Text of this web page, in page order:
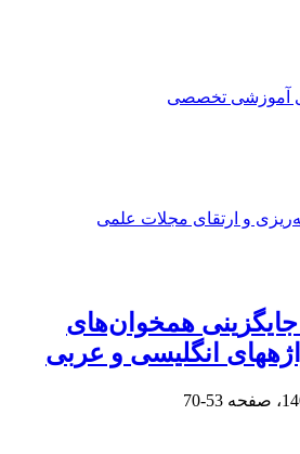
آموزشی تخصصی
و ارتقای مجلات علمی
همخوان‌های
انگلیسی و عربی
53-70